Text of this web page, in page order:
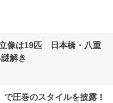
像は19匹 日本橋・八重
解き
圧巻のスタイルを披露！